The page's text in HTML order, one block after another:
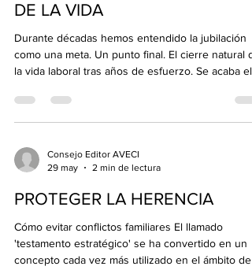
DE LA VIDA
Durante décadas hemos entendido la jubilación
como una meta. Un punto final. El cierre natural
la vida laboral tras años de esfuerzo. Se acaba el
distinta. Pero quizá ha llegado el momento de
revisar esa idea, porque hoy una cosa es
vida. Vivimos más años que nunca. En España, la
esperanza de vida supera ya los 84 años, y no
Consejo Editor AVECI
29 may
2 min de lectura
PROTEGER LA HERENCIA
Cómo evitar conflictos familiares El llamado
'testamento estratégico' se ha convertido en un
concepto cada vez más utilizado en el ámbito de